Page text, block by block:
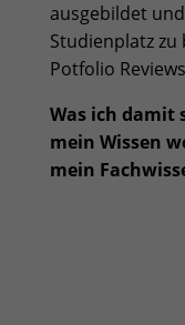
ausgebildet
Studienplatz
Potfolio
Was ich damit
mein Wissen
mein